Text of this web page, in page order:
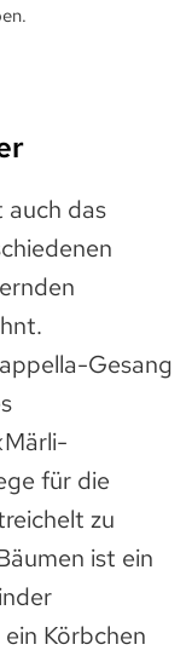
auch das
Gesang
für die
zu
ist ein
Körbchen